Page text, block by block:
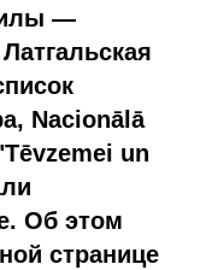
—
Nacionālā
un
Об этом
странице